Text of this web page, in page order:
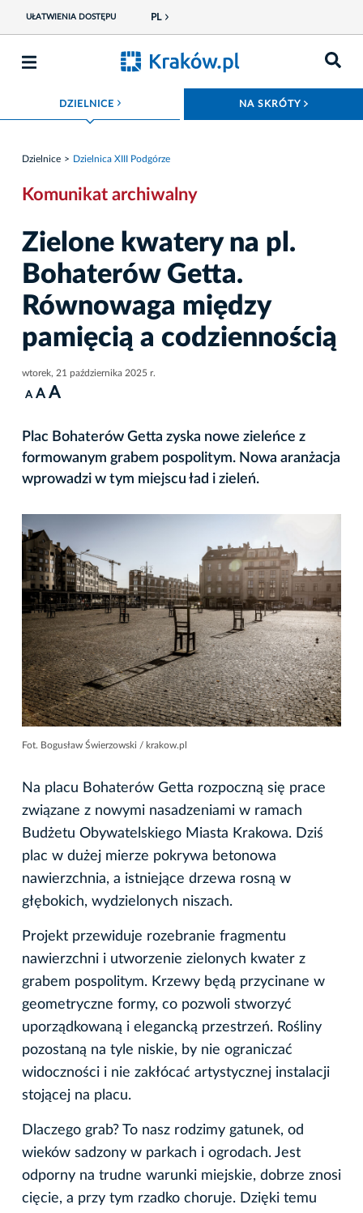
UŁATWIENIA DOSTĘPU PL
DZIELNICE ROZWIŃ MENU NA SKRÓTY
Dzielnice Dzielnica XIII Podgórze
Komunikat archiwalny
Zielone kwatery na pl.
Bohaterów Getta.
Równowaga między
pamięcią a codziennością
wtorek, 21 października 2025 r.
A A A
Plac Bohaterów Getta zyska nowe zieleńce z
formowanym grabem pospolitym. Nowa aranżacja
wprowadzi w tym miejscu ład i zieleń.
Fot. Bogusław Świerzowski / krakow.pl
Na placu Bohaterów Getta rozpoczną się prace
związane z nowymi nasadzeniami w ramach
Budżetu Obywatelskiego Miasta Krakowa. Dziś
plac w dużej mierze pokrywa betonowa
nawierzchnia, a istniejące drzewa rosną w
głębokich, wydzielonych niszach.
Projekt przewiduje rozebranie fragmentu
nawierzchni i utworzenie zielonych kwater z
grabem pospolitym. Krzewy będą przycinane w
geometryczne formy, co pozwoli stworzyć
uporządkowaną i elegancką przestrzeń. Rośliny
pozostaną na tyle niskie, by nie ograniczać
widoczności i nie zakłócać artystycznej instalacji
stojącej na placu.
Dlaczego grab? To nasz rodzimy gatunek, od
wieków sadzony w parkach i ogrodach. Jest
odporny na trudne warunki miejskie, dobrze znosi
cięcie, a przy tym rzadko choruje. Dzięki temu